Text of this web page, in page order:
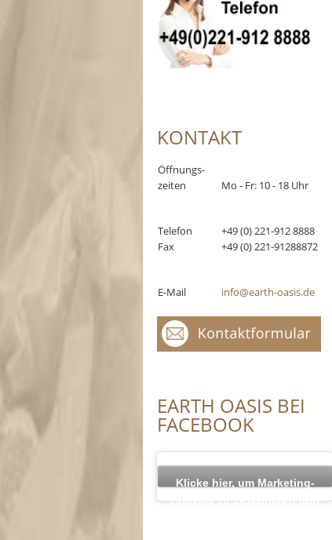
KONTAKT
Öffnungs-
zeiten
Mo - Fr: 10 - 18 Uhr
Telefon
+49 (0) 221-912 8888
Fax
+49 (0) 221-91288872
E-Mail info@earth-oasis.de
EARTH OASIS BEI
FACEBOOK
Klicke hier, um Marketing-
Cookies zu akzeptieren und